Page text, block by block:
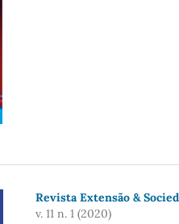
Revista Extensão &
v. 11 n. 1 (2020)